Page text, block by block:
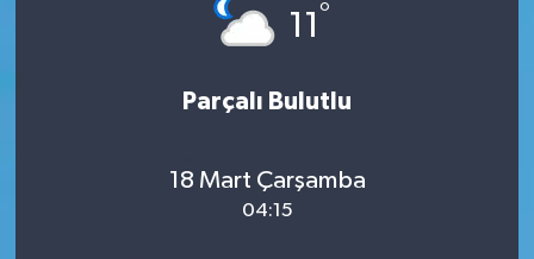
11 °
Parçalı Bulutlu
18 Mart Çarşamba
04:15